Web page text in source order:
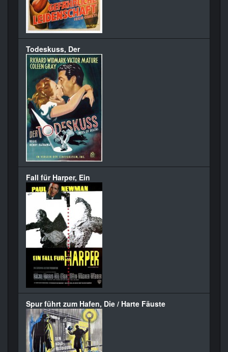
Todeskuss, Der
Fall für Harper, Ein
Spur führt zum Hafen, Die / Harte Fäuste